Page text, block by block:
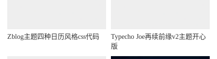
Zblog主题四种日历风格css代码
Typecho Joe再续前缘v2主题开心
版